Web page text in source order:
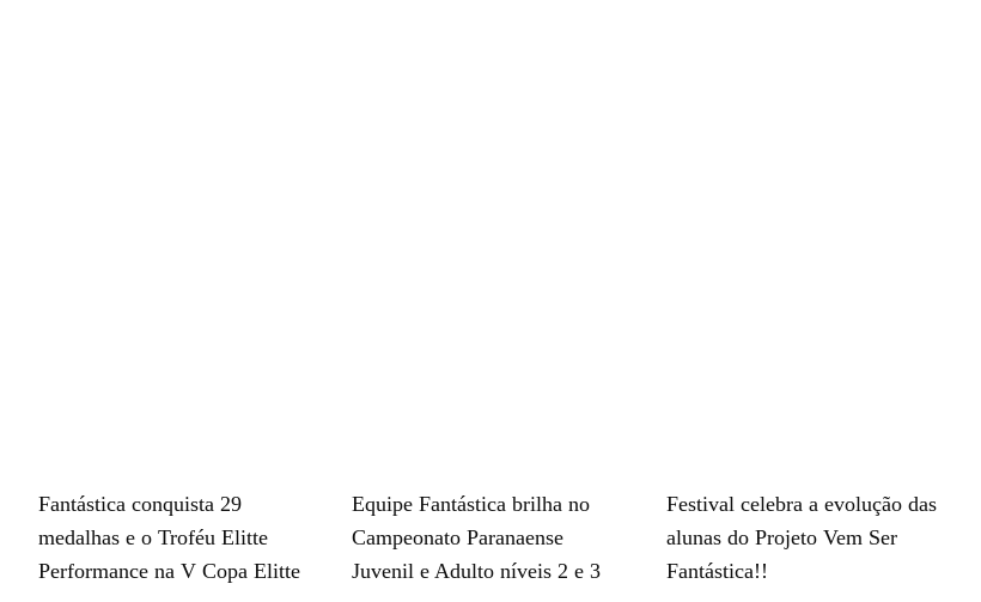
Fantástica conquista 29
medalhas e o Troféu Elitte
Performance na V Copa Elitte
Equipe Fantástica brilha no
Campeonato Paranaense
Juvenil e Adulto níveis 2 e 3
Festival celebra a evolução das
alunas do Projeto Vem Ser
Fantástica!!